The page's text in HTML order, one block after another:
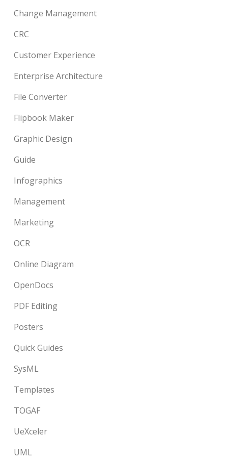
Change Management
CRC
Customer Experience
Enterprise Architecture
File Converter
Flipbook Maker
Graphic Design
Guide
Infographics
Management
Marketing
OCR
Online Diagram
OpenDocs
PDF Editing
Posters
Quick Guides
SysML
Templates
TOGAF
UeXceler
UML